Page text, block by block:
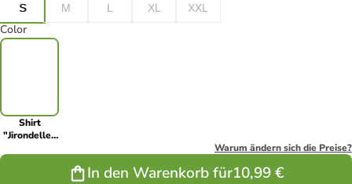
S
M L XL XXL
Color
Shirt
"Jirondelle"
Warum ändern sich die Preise?
In den Warenkorb für10,99 €